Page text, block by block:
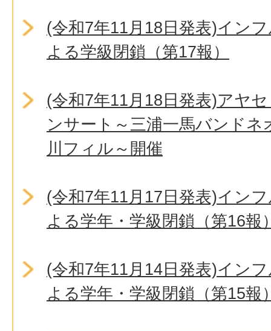
(令和7年11月18日発表)イン
よる学級閉鎖（第17報）
(令和7年11月18日発表)アヤ
ンサート～三浦一馬バンド
川フィル～開催
(令和7年11月17日発表)イン
よる学年・学級閉鎖（第16報
(令和7年11月14日発表)イン
よる学年・学級閉鎖（第15報